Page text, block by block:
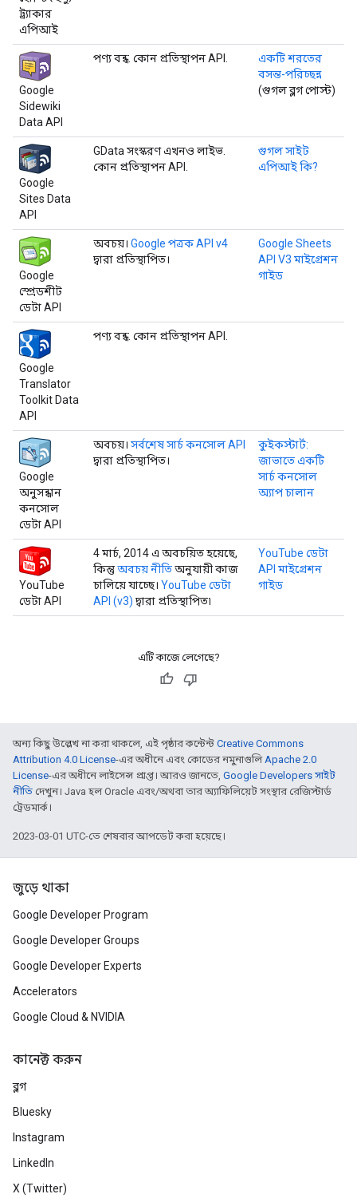
ট্র্যাকার
এপিআই
Google
Sidewiki
Data API
পণ্য বন্ধ. কোন প্রতিস্থাপন API.
একটি শরতের
বসন্ত-পরিচ্ছন্ন
(গুগল ব্লগ পোস্ট)
Google
Sites Data
API
GData সংস্করণ এখনও লাইভ.
কোন প্রতিস্থাপন API.
গুগল সাইট
এপিআই কি?
Google
স্প্রেডশীট
ডেটা API
অবচয়। Google পত্রক API v4
দ্বারা প্রতিস্থাপিত।
Google Sheets
API V3 মাইগ্রেশন
গাইড
Google
Translator
Toolkit Data
API
পণ্য বন্ধ. কোন প্রতিস্থাপন API.
Google
অনুসন্ধান
কনসোল
ডেটা API
অবচয়। সর্বশেষ সার্চ কনসোল API
দ্বারা প্রতিস্থাপিত।
কুইকস্টার্ট:
জাভাতে একটি
সার্চ কনসোল
অ্যাপ চালান
YouTube
ডেটা API
4 মার্চ, 2014 এ অবচয়িত হয়েছে,
কিন্তুঅবচয় নীতিঅনুযায়ী কাজ
চালিয়ে যাচ্ছে। YouTube ডেটা
API (v3) দ্বারা প্রতিস্থাপিত৷
YouTube ডেটা
API মাইগ্রেশন
গাইড
এটি কাজে লেগেছে?
অন্য কিছু উল্লেখ না করা থাকলে, এই পৃষ্ঠার কন্টেন্ট Creative Commons
Attribution 4.0 License-এর অধীনে এবং কোডের নমুনাগুলিApache 2.0
License-এর অধীনে লাইসেন্স প্রাপ্ত। আরও জানতে, Google Developers সাইট
নীতি দেখুন। Java হল Oracle এবং/অথবা তার অ্যাফিলিয়েট সংস্থার রেজিস্টার্ড
ট্রেডমার্ক।
2023-03-01 UTC-তে শেষবার আপডেট করা হয়েছে।
জুড়ে থাকা
Google Developer Program
Google Developer Groups
Google Developer Experts
Accelerators
Google Cloud & NVIDIA
কানেক্ট করুন
ব্লগ
Bluesky
Instagram
LinkedIn
X (Twitter)